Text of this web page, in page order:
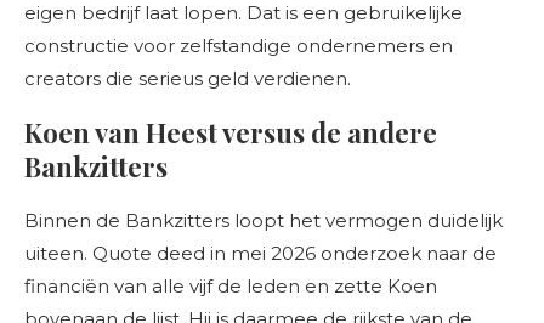
eigen bedrijf laat lopen. Dat is een gebruikelijke
constructie voor zelfstandige ondernemers en
creators die serieus geld verdienen.
Koen van Heest versus de andere
Bankzitters
Binnen de Bankzitters loopt het vermogen duidelijk
uiteen. Quote deed in mei 2026 onderzoek naar de
financiën van alle vijf de leden en zette Koen